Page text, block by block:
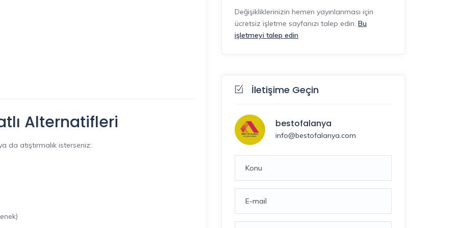
Alternatifleri
da atıştırmalık isterseniz:
Değişikliklerinizin hemen yayınlanması için
ücretsiz işletme sayfanızı talep edin. Bu
işletmeyi talep edin
İletişime Geçin
bestofalanya
info@bestofalanya.com